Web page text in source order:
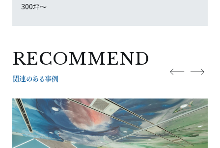
300坪〜
RECOMMEND
関連のある事例